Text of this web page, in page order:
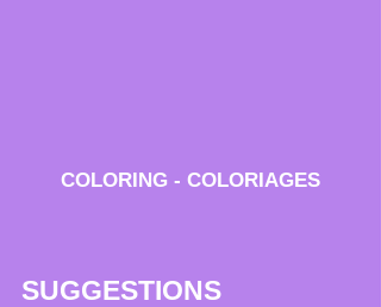
COLORING - COLORIAGES
SUGGESTIONS